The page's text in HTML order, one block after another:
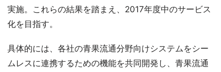
実施。これらの結果を踏まえ、2017年度中のサービス
化を目指す。
具体的には、各社の青果流通分野向けシステムをシー
ムレスに連携するための機能を共同開発し、青果流通